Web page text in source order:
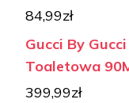
84,99zł
Gucci By
Toaletowa
399,99zł